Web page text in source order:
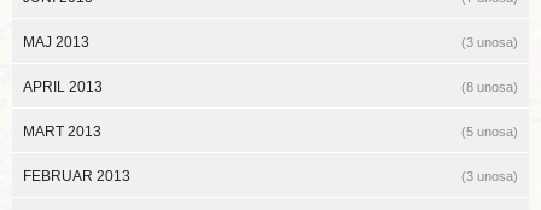
MAJ 2013 (3 unosa)
APRIL 2013 (8 unosa)
MART 2013 (5 unosa)
FEBRUAR 2013 (3 unosa)